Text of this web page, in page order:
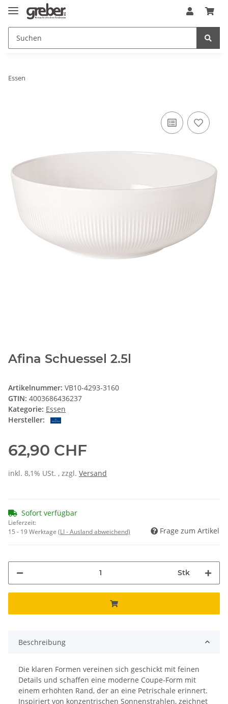
Essen
Afina Schuessel 2.5l
Artikelnummer: VB10-4293-3160
GTIN: 4003686436237
Kategorie: Essen
Hersteller:
62,90 CHF
inkl. 8,1% USt. , zzgl. Versand
Sofort verfügbar
Lieferzeit:
15 - 19 Werktage (LI - Ausland abweichend) Frage zum Artikel
Stk
Beschreibung
Die klaren Formen vereinen sich geschickt mit feinen
Details und schaffen eine moderne Coupe-Form mit
einem erhöhten Rand, der an eine Petrischale erinnert.
Inspiriert von konzentrischen Sonnenstrahlen, zeichnet